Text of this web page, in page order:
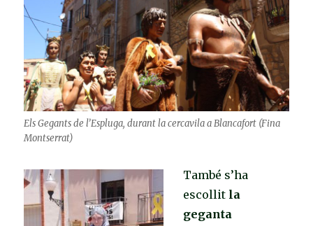
Els Gegants de l’Espluga, durant la cercavila a Blancafort (Fina
Montserrat)
També s’ha
escollit la
geganta